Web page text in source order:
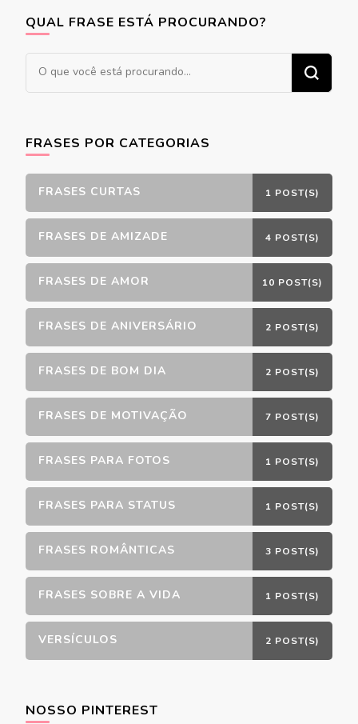
QUAL FRASE ESTÁ PROCURANDO?
Procurando
algo?
FRASES POR CATEGORIAS
FRASES CURTAS 1 POST(S)
FRASES DE AMIZADE 4 POST(S)
FRASES DE AMOR 10 POST(S)
FRASES DE ANIVERSÁRIO 2 POST(S)
FRASES DE BOM DIA 2 POST(S)
FRASES DE MOTIVAÇÃO 7 POST(S)
FRASES PARA FOTOS 1 POST(S)
FRASES PARA STATUS 1 POST(S)
FRASES ROMÂNTICAS 3 POST(S)
FRASES SOBRE A VIDA 1 POST(S)
VERSÍCULOS 2 POST(S)
NOSSO PINTEREST